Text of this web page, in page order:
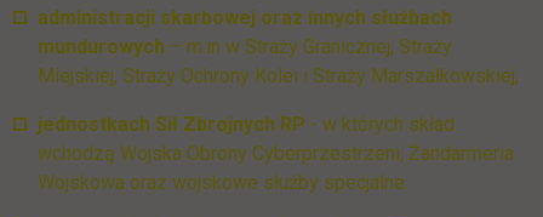
administracji skarbowej oraz innych służbach
mundurowych – m.in w Straży Granicznej, Straży
Miejskiej, Straży Ochrony Kolei i Straży Marszałkowskiej;
jednostkach Sił Zbrojnych RP - w których skład
wchodzą Wojska Obrony Cyberprzestrzeni, Żandarmeria
Wojskowa oraz wojskowe służby specjalne.